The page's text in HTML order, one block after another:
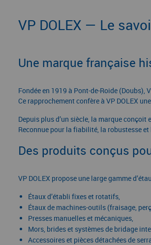
VP DOLEX — Le
Une marque française
Fondée en 1919 à Pont-de-Roide
Ce rapprochement confère à VP DOLEX
Depuis plus d’un siècle, la marque
Reconnue pour la fiabilité, la robustesse
Des produits conçus
VP DOLEX propose une large gamme
Étaux d’établi fixes et rotatifs,
Étaux de machines-outils (fraisage,
Presses manuelles et mécaniques,
Mors, brides et systèmes de bridage
Accessoires et pièces détachées de